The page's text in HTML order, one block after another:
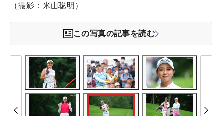
（撮影：米山聡明）
この写真の記事を読む